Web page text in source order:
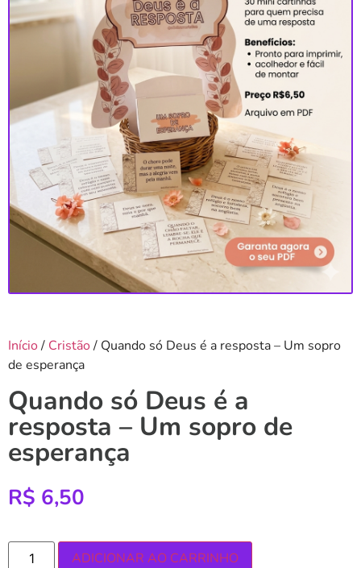
Início/ Cristão/ Quando só Deus é a resposta – Um sopro
de esperança
Quando só Deus é a
resposta – Um sopro de
esperança
R$ 6,50
ADICIONAR AO CARRINHO